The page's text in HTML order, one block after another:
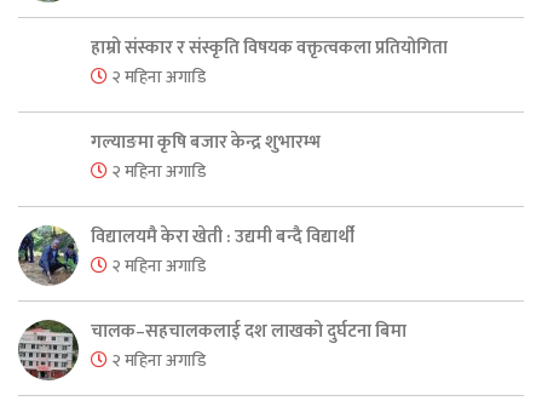
हाम्रो संस्कार र संस्कृति विषयक वक्तृत्वकला प्रतियोगिता
२ महिना अगाडि
गल्याङमा कृषि बजार केन्द्र शुभारम्भ
२ महिना अगाडि
विद्यालयमै केरा खेती : उद्यमी बन्दै विद्यार्थी
२ महिना अगाडि
चालक–सहचालकलाई दश लाखको दुर्घटना बिमा
२ महिना अगाडि